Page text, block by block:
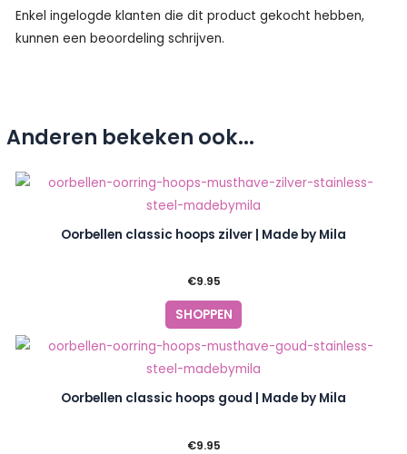
Enkel ingelogde klanten die dit product gekocht hebben,
kunnen een beoordeling schrijven.
Anderen bekeken ook...
Oorbellen classic hoops zilver | Made by Mila
€9.95
SHOPPEN
Oorbellen classic hoops goud | Made by Mila
€9.95